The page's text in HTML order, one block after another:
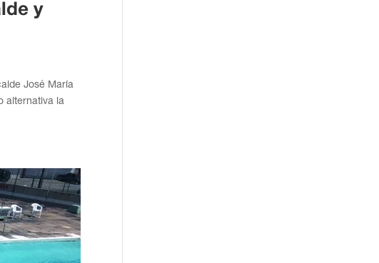
y
José María
alternativa la